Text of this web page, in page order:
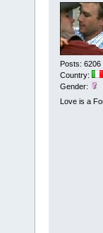
Posts: 6206
Country:
Gender:
Love is a